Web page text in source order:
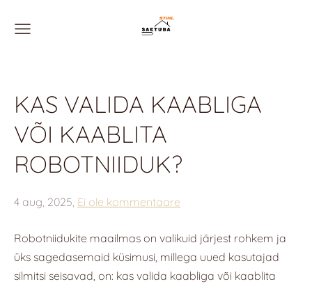
KAS VALIDA KAABLIGA
VÕI KAABLITA
ROBOTNIIDUK?
4 aug, 2025, Ei ole kommentaare
Robotniidukite maailmas on valikuid järjest rohkem ja
üks sagedasemaid küsimusi, millega uued kasutajad
silmitsi seisavad, on: kas valida kaabliga või kaablita